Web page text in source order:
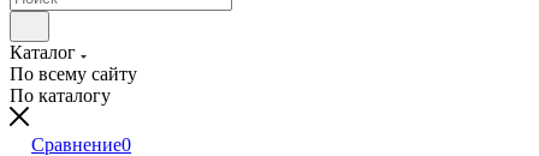
Каталог
По всему сайту
По каталогу
Сравнение0